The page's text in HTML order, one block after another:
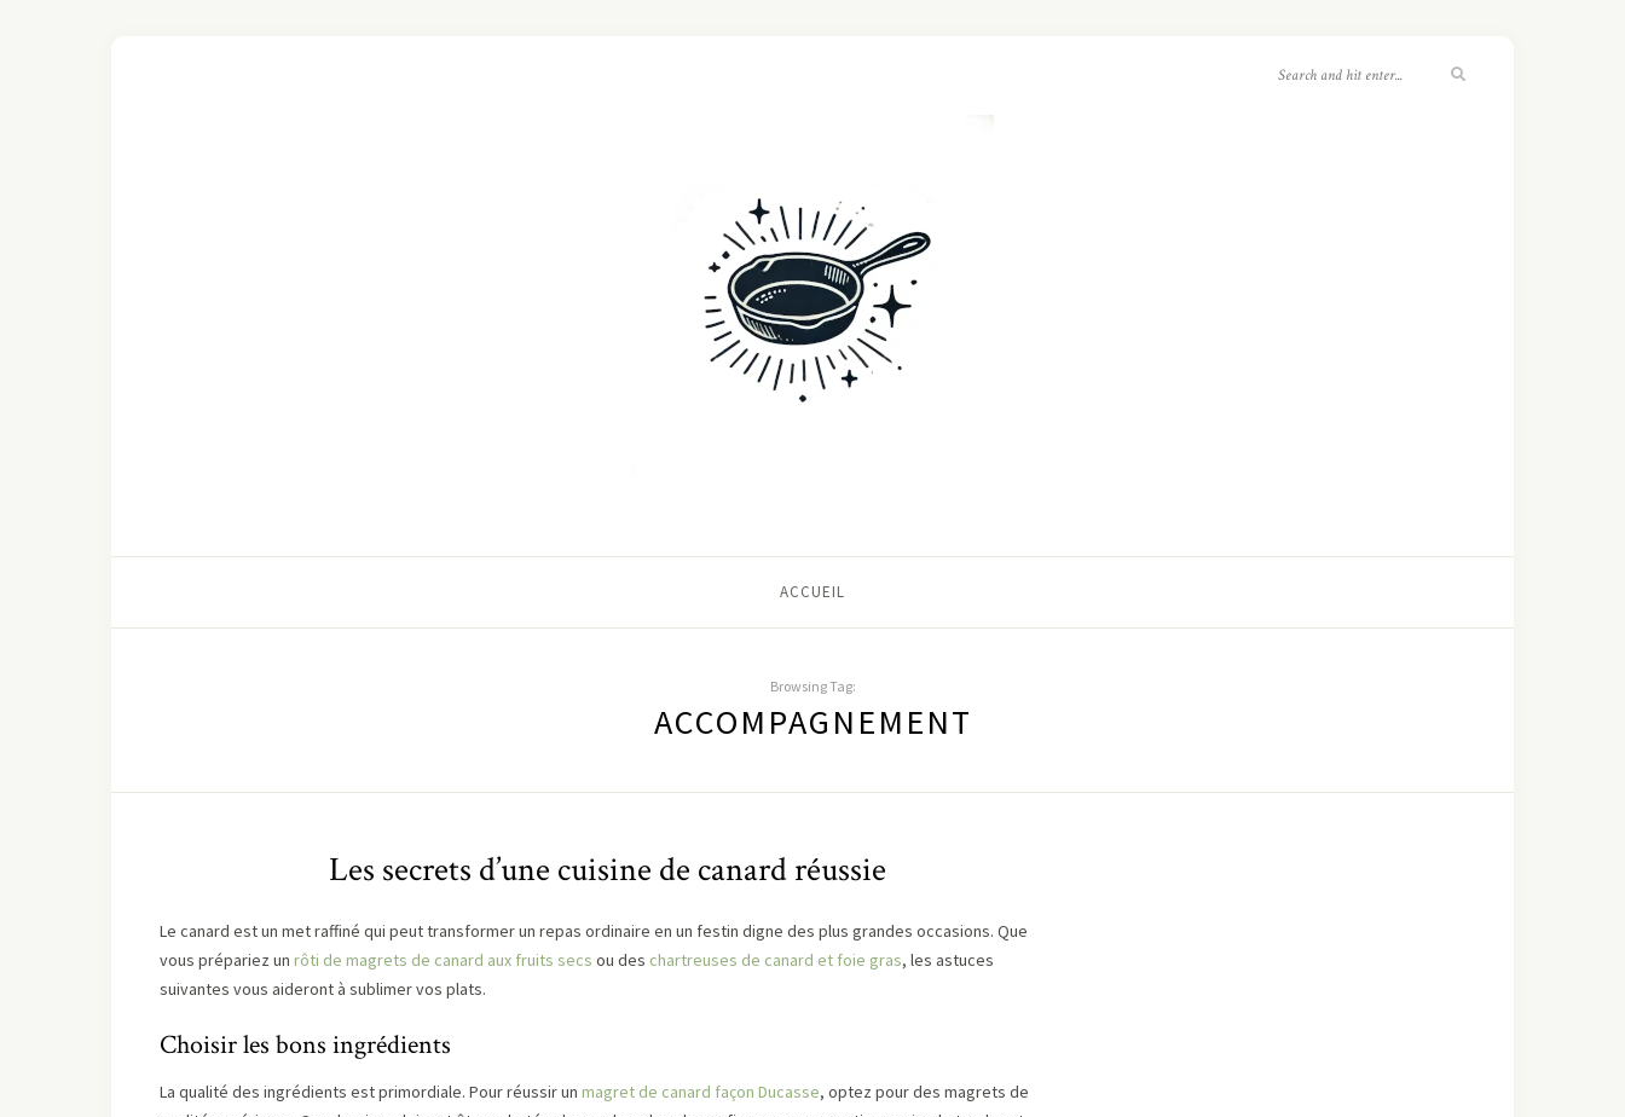
ACCUEIL
Browsing Tag:
ACCOMPAGNEMENT
Les secrets d’une cuisine de canard réussie
Le canard est un met raffiné qui peut transformer un repas ordinaire en un festin digne des plus grandes occasions. Que
vous prépariez un rôti de magrets de canard aux fruits secs ou des chartreuses de canard et foie gras, les astuces
suivantes vous aideront à sublimer vos plats.
Choisir les bons ingrédients
La qualité des ingrédients est primordiale. Pour réussir un magret de canard façon Ducasse, optez pour des magrets de